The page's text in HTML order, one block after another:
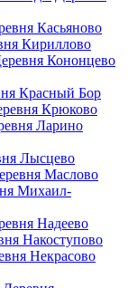
Касьяново
Кириллово
Кононцево
Красный Бор
Крюково
Ларино
Лысцево
Маслово
Михаил-
Надеево
Накоступово
Некрасово